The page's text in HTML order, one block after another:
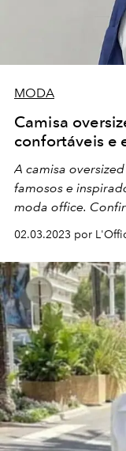
MODA
Camisa
confortáveis e
A camisa
famosos e
moda office.
02.03.2023 por